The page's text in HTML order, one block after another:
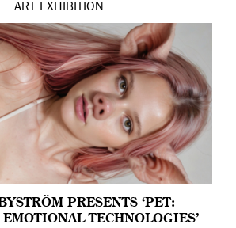
ART EXHIBITION
PRESENTS ‘PET:
TECHNOLOGIES’